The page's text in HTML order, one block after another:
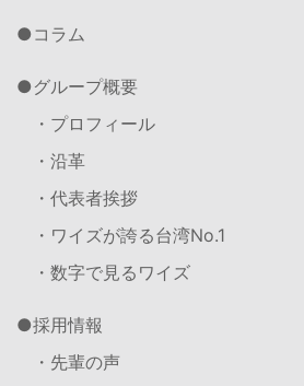
コラム
グループ概要
・プロフィール
・沿革
・代表者挨拶
・ワイズが誇る台湾No.1
・数字で見るワイズ
採用情報
・先輩の声